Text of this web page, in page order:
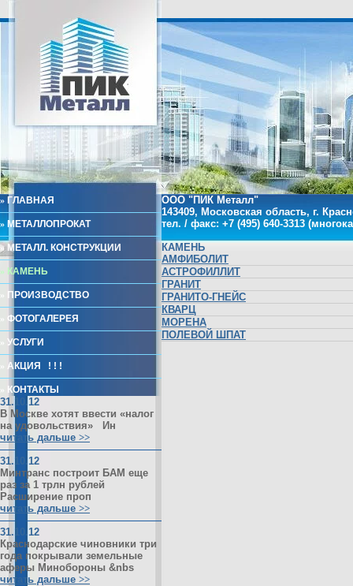
» ГЛАВНАЯ
» МЕТАЛЛОПРОКАТ
»МЕТАЛЛ. КОНСТРУКЦИИ
» КАМЕНЬ
» ПРОИЗВОДСТВО
» ФОТОГАЛЕРЕЯ
» УСЛУГИ
» АКЦИЯ ! ! !
» КОНТАКТЫ
31.10.12
В Москве хотят ввести «налог
на удовольствия» Ин
читать дальше >>
31.10.12
Минтранс построит БАМ еще
раз за 1 трлн рублей
Расширение проп
читать дальше >>
31.10.12
Краснодарские чиновники три
года покрывали земельные
аферы Минобороны &nbs
читать дальше >>
ООО "ПИК Металл"
143409, Московская область, г.
тел. / факс: +7 (495) 640-3313
КАМЕНЬ
АМФИБОЛИТ
АСТРОФИЛЛИТ
ГРАНИТ
ГРАНИТО-ГНЕЙС
КВАРЦ
МОРЕНА
ПОЛЕВОЙ ШПАТ